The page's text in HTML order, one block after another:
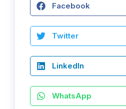
Facebook
Twitter
LinkedIn
WhatsApp